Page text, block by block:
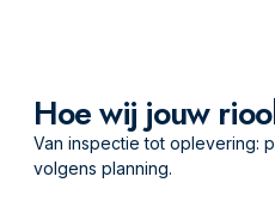
Hoe wij jouw
Van inspectie tot oplevering:
volgens planning.